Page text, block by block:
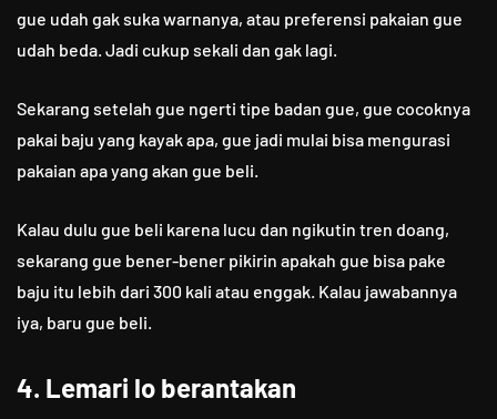
gue udah gak suka warnanya, atau preferensi pakaian gue
udah beda. Jadi cukup sekali dan gak lagi.
Sekarang setelah gue ngerti tipe badan gue, gue cocoknya
pakai baju yang kayak apa, gue jadi mulai bisa mengurasi
pakaian apa yang akan gue beli.
Kalau dulu gue beli karena lucu dan ngikutin tren doang,
sekarang gue bener-bener pikirin apakah gue bisa pake
baju itu lebih dari 300 kali atau enggak. Kalau jawabannya
iya, baru gue beli.
4. Lemari lo berantakan